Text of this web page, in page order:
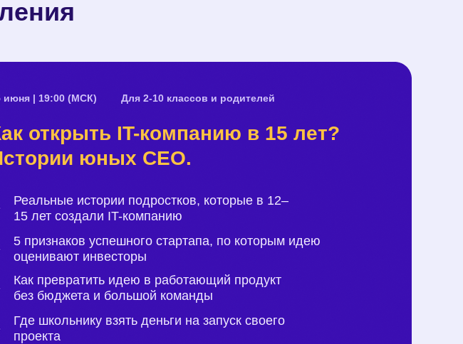
открыть IT-компанию в 15 лет?
юных CEO.
Для 2-10 классов и родителей
июня | 19:00 (МСК)
5 признаков успешного стартапа, по которым идею
оценивают инвесторы
Как превратить идею в работающий продукт
без бюджета и большой команды
Где школьнику взять деньги на запуск своего
проекта
Реальные истории подростков, которые в 12–
15 лет создали IT-компанию